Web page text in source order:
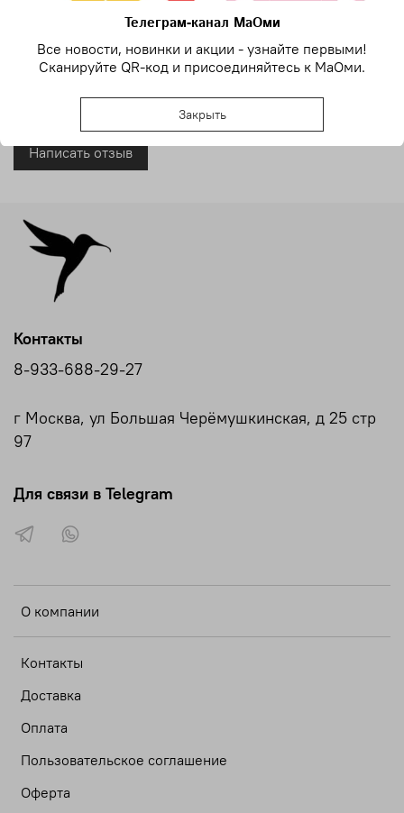
Отзывы
Отзывов еще никто не оставлял
Написать отзыв
О компании
Контакты
Доставка
Оплата
Пользовательское соглашение
Оферта
Контакты
8-933-688-29-27
г Москва, ул Большая Черёмушкинская, д 25 стр
97
Для связи в Telegram
Телеграм-канал МаОми
Все новости, новинки и акции - узнайте первыми!
Сканируйте QR-код и присоединяйтесь к МаОми.
Закрыть